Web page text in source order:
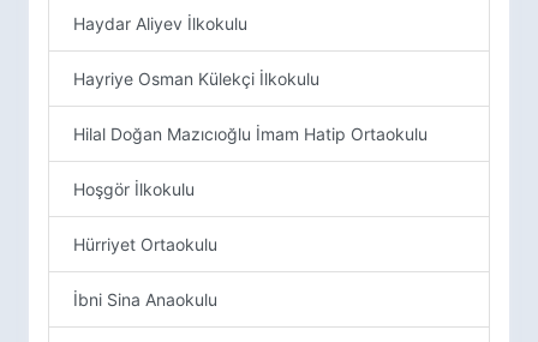
Haydar Aliyev İlkokulu
Hayriye Osman Külekçi İlkokulu
Hilal Doğan Mazıcıoğlu İmam Hatip Ortaokulu
Hoşgör İlkokulu
Hürriyet Ortaokulu
İbni Sina Anaokulu